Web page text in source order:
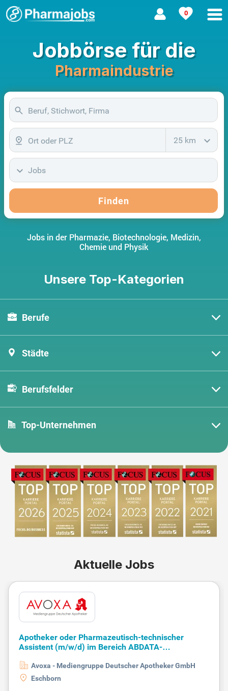
0
Jobbörse für die
Pharmaindustrie
25 km
Jobs
Finden
Jobs in der Pharmazie, Biotechnologie, Medizin,
Chemie und Physik
Unsere Top-Kategorien
Berufe
Städte
Berufsfelder
Top-Unternehmen
Aktuelle Jobs
Apotheker oder Pharmazeutisch-technischer
Assistent (m/w/d) im Bereich ABDATA-
Avoxa - Mediengruppe Deutscher Apotheker GmbH
Eschborn